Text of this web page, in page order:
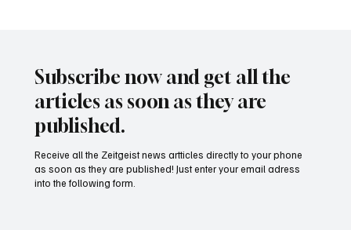
Subscribe now and get all the
articles as soon as they are
published.
Receive all the Zeitgeist news artticles directly to your phone
as soon as they are published! Just enter your email adress
into the following form.